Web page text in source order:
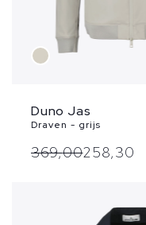
Duno Jas
Draven - grijs
369,00258,30